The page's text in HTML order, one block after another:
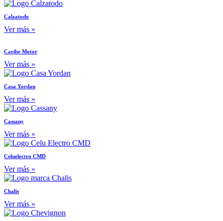
Calzatodo
Ver más »
Caribe Motor
Ver más »
Casa Yordan
Ver más »
Cassany
Ver más »
Celuelectro CMD
Ver más »
Chalis
Ver más »